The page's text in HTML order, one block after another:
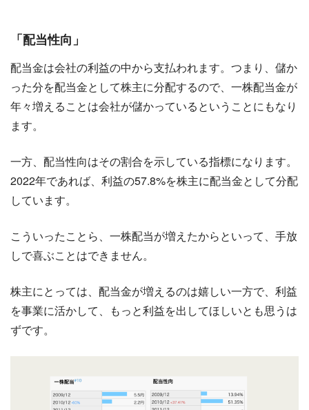
「配当性向」
配当金は会社の利益の中から支払われます。つまり、儲か
った分を配当金として株主に分配するので、一株配当金が
年々増えることは会社が儲かっているということにもなり
ます。
一方、配当性向はその割合を示している指標になります。
2022年であれば、利益の57.8%を株主に配当金として分配
しています。
こういったことら、一株配当が増えたからといって、手放
しで喜ぶことはできません。
株主にとっては、配当金が増えるのは嬉しい一方で、利益
を事業に活かして、もっと利益を出してほしいとも思うは
ずです。